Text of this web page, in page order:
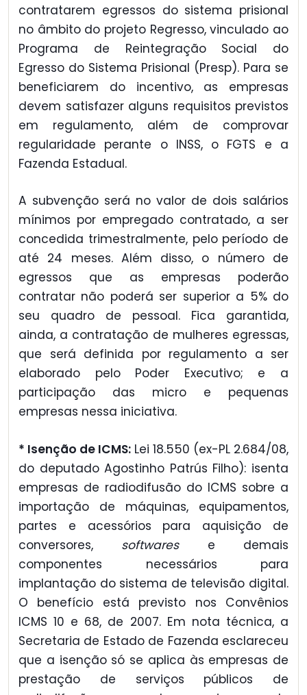
contratarem egressos do sistema prisional
no âmbito do projeto Regresso, vinculado ao
Programa de Reintegração Social do
Egresso do Sistema Prisional (Presp). Para se
beneficiarem do incentivo, as empresas
devem satisfazer alguns requisitos previstos
em regulamento, além de comprovar
regularidade perante o INSS, o FGTS e a
Fazenda Estadual.
A subvenção será no valor de dois salários
mínimos por empregado contratado, a ser
concedida trimestralmente, pelo período de
até 24 meses. Além disso, o número de
egressos que as empresas poderão
contratar não poderá ser superior a 5% do
seu quadro de pessoal. Fica garantida,
ainda, a contratação de mulheres egressas,
que será definida por regulamento a ser
elaborado pelo Poder Executivo; e a
participação das micro e pequenas
empresas nessa iniciativa.
* Isenção de ICMS: Lei 18.550 (ex-PL 2.684/08,
do deputado Agostinho Patrús Filho): isenta
empresas de radiodifusão do ICMS sobre a
importação de máquinas, equipamentos,
partes e acessórios para aquisição de
conversores, softwarese demais
componentes necessários para
implantação do sistema de televisão digital.
O benefício está previsto nos Convênios
ICMS 10 e 68, de 2007. Em nota técnica, a
Secretaria de Estado de Fazenda esclareceu
que a isenção só se aplica às empresas de
prestação de serviços públicos de